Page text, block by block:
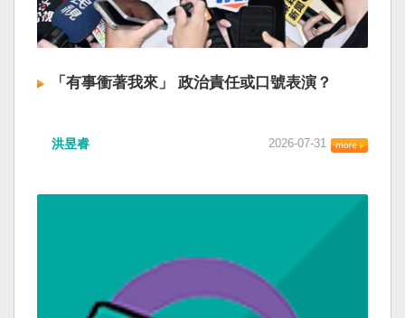
「有事衝著我來」 政治責任或口號表演？
洪昱睿 2026-07-31